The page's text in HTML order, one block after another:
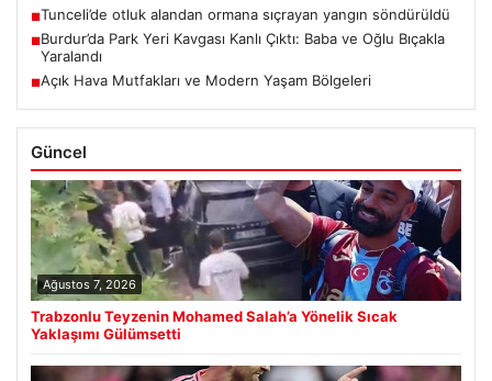
■Tunceli’de otluk alandan ormana sıçrayan yangın söndürüldü
■Burdur’da Park Yeri Kavgası Kanlı Çıktı: Baba ve Oğlu Bıçakla
Yaralandı
■Açık Hava Mutfakları ve Modern Yaşam Bölgeleri
Güncel
Ağustos 7, 2026
Trabzonlu Teyzenin Mohamed Salah’a Yönelik Sıcak
Yaklaşımı Gülümsetti